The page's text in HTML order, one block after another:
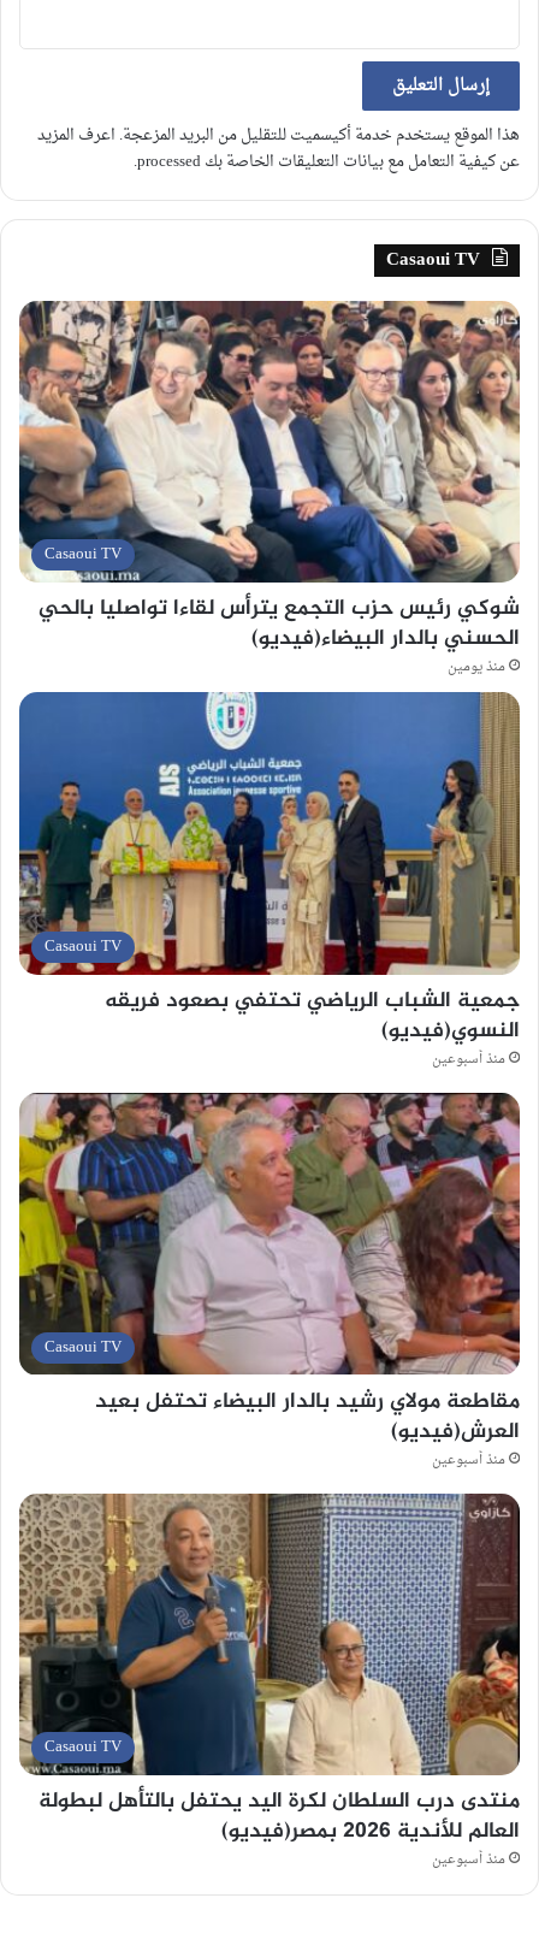
هذا الموقع يستخدم خدمة أكيسميت للتقليل من البريد المزعجة. اعرف المزيد
عن كيفية التعامل مع بيانات التعليقات الخاصة بك processed
.
Casaoui TV
Casaoui TV
شوكي رئيس حزب التجمع يترأس لقاءا تواصليا بالحي
الحسني بالدار البيضاء(فيديو)
منذ يومين
Casaoui TV
جمعية الشباب الرياضي تحتفي بصعود فريقه
النسوي(فيديو)
منذ أسبوعين
Casaoui TV
مقاطعة مولاي رشيد بالدار البيضاء تحتفل بعيد
العرش(فيديو)
منذ أسبوعين
Casaoui TV
منتدى درب السلطان لكرة اليد يحتفل بالتأهل لبطولة
العالم للأندية 2026 بمصر(فيديو)
منذ أسبوعين